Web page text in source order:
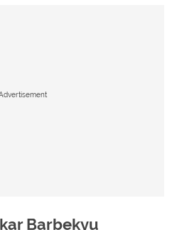
Barbekyu